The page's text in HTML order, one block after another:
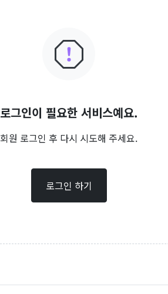
로그인이 필요한 서비스예요.
회원 로그인 후 다시 시도해 주세요.
로그인 하기